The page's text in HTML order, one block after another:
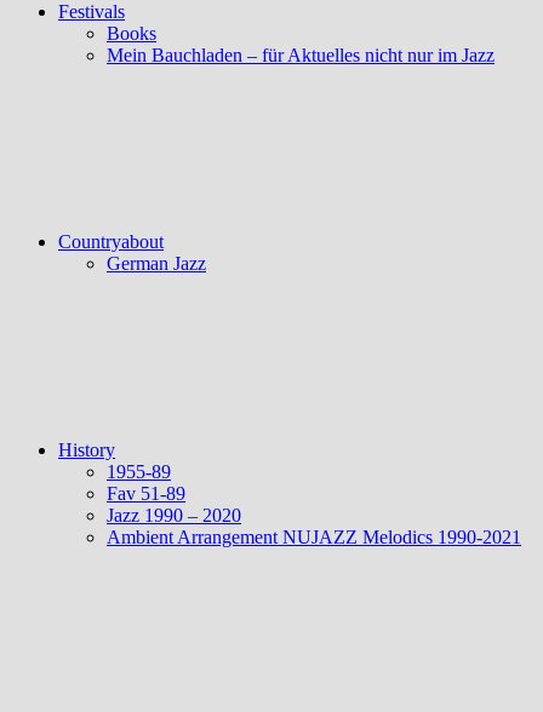
Festivals
Books
Mein Bauchladen – für Aktuelles nicht nur im Jazz
Countryabout
German Jazz
History
1955-89
Fav 51-89
Jazz 1990 – 2020
Ambient Arrangement NUJAZZ Melodics 1990-2021